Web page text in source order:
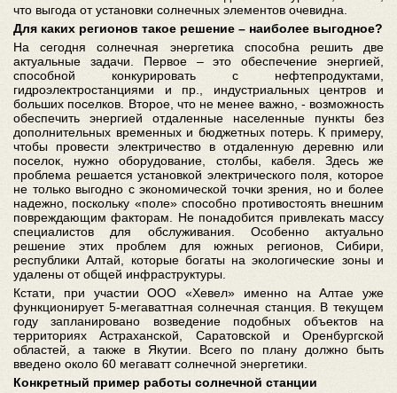
что выгода от установки солнечных элементов очевидна.
Для каких регионов такое решение – наиболее выгодное?
На сегодня солнечная энергетика способна решить две
актуальные задачи. Первое – это обеспечение энергией,
способной конкурировать с нефтепродуктами,
гидроэлектростанциями и пр., индустриальных центров и
больших поселков. Второе, что не менее важно, - возможность
обеспечить энергией отдаленные населенные пункты без
дополнительных временных и бюджетных потерь. К примеру,
чтобы провести электричество в отдаленную деревню или
поселок, нужно оборудование, столбы, кабеля. Здесь же
проблема решается установкой электрического поля, которое
не только выгодно с экономической точки зрения, но и более
надежно, поскольку «поле» способно противостоять внешним
повреждающим факторам. Не понадобится привлекать массу
специалистов для обслуживания. Особенно актуально
решение этих проблем для южных регионов, Сибири,
республики Алтай, которые богаты на экологические зоны и
удалены от общей инфраструктуры.
Кстати, при участии ООО «Хевел» именно на Алтае уже
функционирует 5-мегаваттная солнечная станция. В текущем
году запланировано возведение подобных объектов на
территориях Астраханской, Саратовской и Оренбургской
областей, а также в Якутии. Всего по плану должно быть
введено около 60 мегаватт солнечной энергетики.
Конкретный пример работы солнечной станции